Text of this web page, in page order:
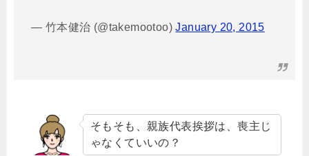
— 竹本健治 (@takemootoo)January 20, 2015
そもそも、親族代表挨拶は、喪主じ
ゃなくていいの？